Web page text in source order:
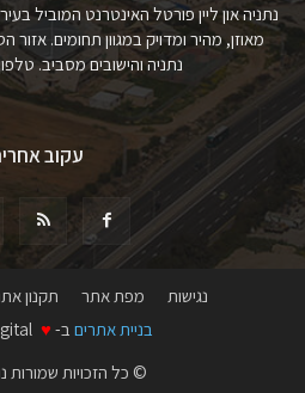
נתניה און ליין פורטל האינטרנט המוביל
מאוזן, מהיר ומדויק במגוון תחומים.
נתניה והישובים מסביב. טלפון: 050-
עקוב
נגישות מפת אתר תקנון
בניית אתרים ב- ♥
© כל הזכויות שמורות